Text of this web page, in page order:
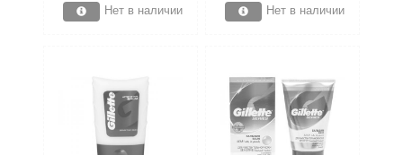
Нет в наличии Нет в наличии